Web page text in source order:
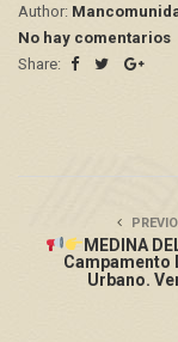
Author:
No hay comentarios
Share:
MEDINA
Campamento
Urbano.